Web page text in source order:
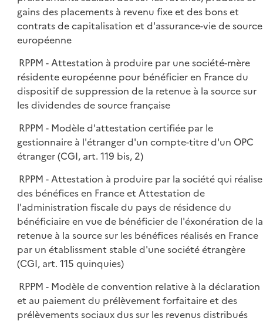
gains des placements à revenu fixe et des bons et
contrats de capitalisation et d'assurance-vie de source
européenne
RPPM - Attestation à produire par une société-mère
résidente européenne pour bénéficier en France du
dispositif de suppression de la retenue à la source sur
les dividendes de source française
RPPM - Modèle d'attestation certifiée par le
gestionnaire à l'étranger d'un compte-titre d'un OPC
étranger (CGI, art. 119 bis, 2)
RPPM - Attestation à produire par la société qui réalise
des bénéfices en France et Attestation de
l'administration fiscale du pays de résidence du
bénéficiaire en vue de bénéficier de l'éxonération de la
retenue à la source sur les bénéfices réalisés en France
par un établissment stable d'une société étrangère
(CGI, art. 115 quinquies)
RPPM - Modèle de convention relative à la déclaration
et au paiement du prélèvement forfaitaire et des
prélèvements sociaux dus sur les revenus distribués